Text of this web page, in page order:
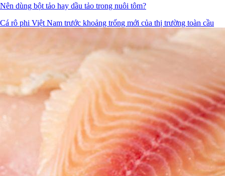
Nên dùng bột tảo hay dầu tảo trong nuôi tôm?
Cá rô phi Việt Nam trước khoảng trống mới của thị trường toàn cầu